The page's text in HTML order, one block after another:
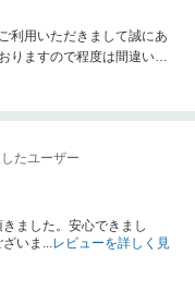
利用いただきまして誠にあ
りますので程度は間違いな
たユーザー
ました。安心できまし
いま...レビューを詳しく見